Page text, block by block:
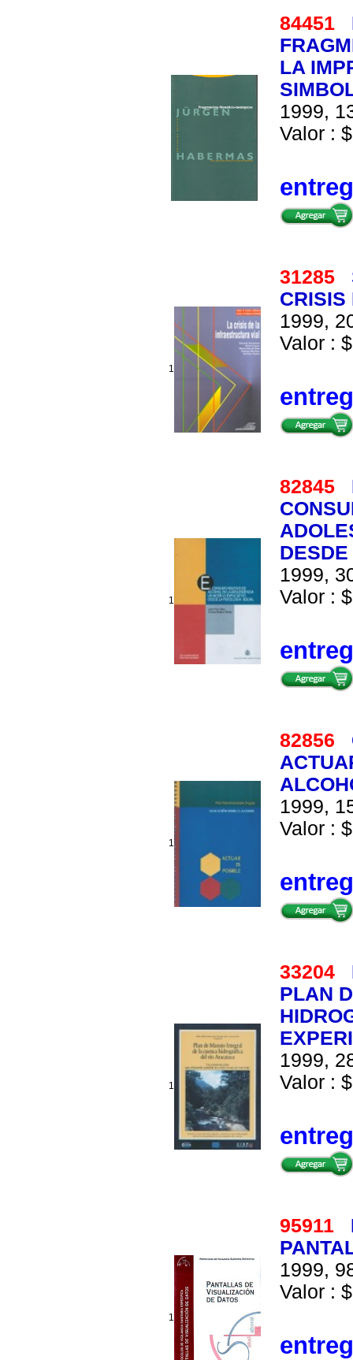
84451
LA
1999,
Valor :
1
31285
CRISIS
1999,
Valor :
1
82845
1999,
Valor :
1
82856
1999,
Valor :
1
33204
PLAN
1999,
Valor :
1
95911
1999,
Valor :